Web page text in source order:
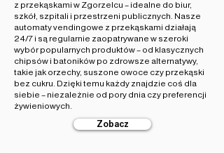
z przekąskami w Zgorzelcu – idealne do biur,
szkół, szpitali i przestrzeni publicznych. Nasze
automaty vendingowe z przekąskami działają
24/7 i są regularnie zaopatrywane w szeroki
wybór popularnych produktów – od klasycznych
chipsów i batoników po zdrowsze alternatywy,
takie jak orzechy, suszone owoce czy przekąski
bez cukru. Dzięki temu każdy znajdzie coś dla
siebie – niezależnie od pory dnia czy preferencji
żywieniowych.
Zobacz